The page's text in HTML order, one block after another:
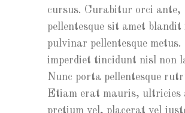
cursus. Curabitur orci ante,
pellentesque sit amet blandit
pulvinar pellentesque metus.
imperdiet tincidunt nisl non
Nunc porta pellentesque
Etiam erat mauris, ultricies
pretium vel, placerat vel